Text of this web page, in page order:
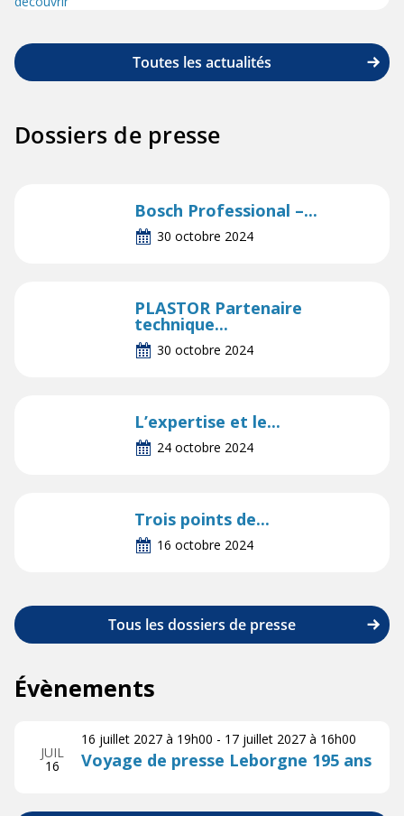
Toutes les actualités
Dossiers de presse
Bosch Professional –...
30 octobre 2024
PLASTOR Partenaire
technique...
30 octobre 2024
L’expertise et le...
24 octobre 2024
Trois points de...
16 octobre 2024
Tous les dossiers de presse
Évènements
JUIL
16
16 juillet 2027 à 19h00 - 17 juillet 2027 à 16h00
Voyage de presse Leborgne 195 ans